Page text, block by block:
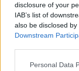
disclosure of your
IAB’s list of
also be disclosed
Downstream
Personal Data
μειώσει το
χρονικό
προσπάθεια